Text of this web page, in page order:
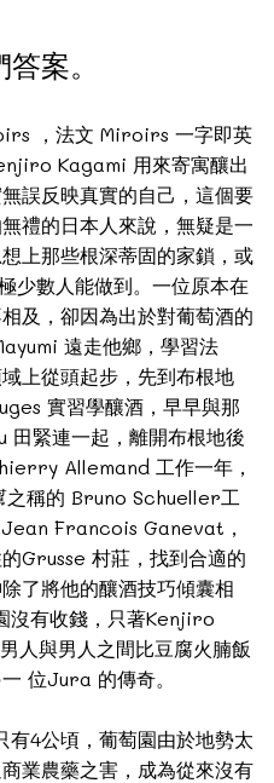
案。
，法文 Miroirs 一字即英
Kagami 用來寄寓釀出
誤反映真實的自己，這個要
禮的日本人來說，無疑是一
上那些根深蒂固的家鎖，或
少數人能做到。一位原本在
及，卻因為出於對葡萄酒的
遠走他鄉，學習法
上從頭起步，先到布根地
實習學釀酒，早早與那
緊連一起，離開布根地後
Allemand 工作一年，
之稱的 Bruno Schueller工
Francois Ganevat，
Grusse 村莊，找到合適的
了將他的釀酒技巧傾囊相
沒有收錢，只著Kenjiro
人與男人之間比豆腐火腩飯
位Jura 的傳奇。
4公頃，葡萄園由於地勢太
業農藥之害，成為從來沒有